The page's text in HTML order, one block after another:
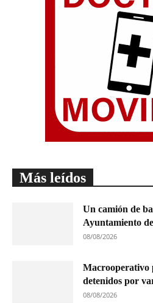
Más leídos
Un camión de
Ayuntamiento
08/08/2026
Macrooperativo
detenidos por
08/08/2026